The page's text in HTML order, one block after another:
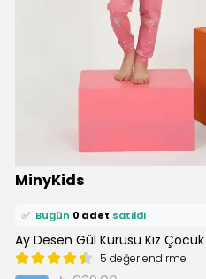
MinyKids
favoriledi!
0 kişi
✅ Bugün 0 adet satıldı
5 değerlendirme